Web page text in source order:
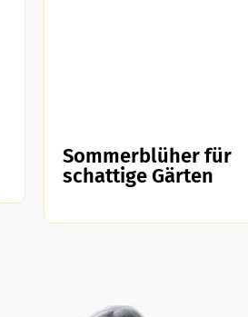
Sommerblüher für
schattige Gärten